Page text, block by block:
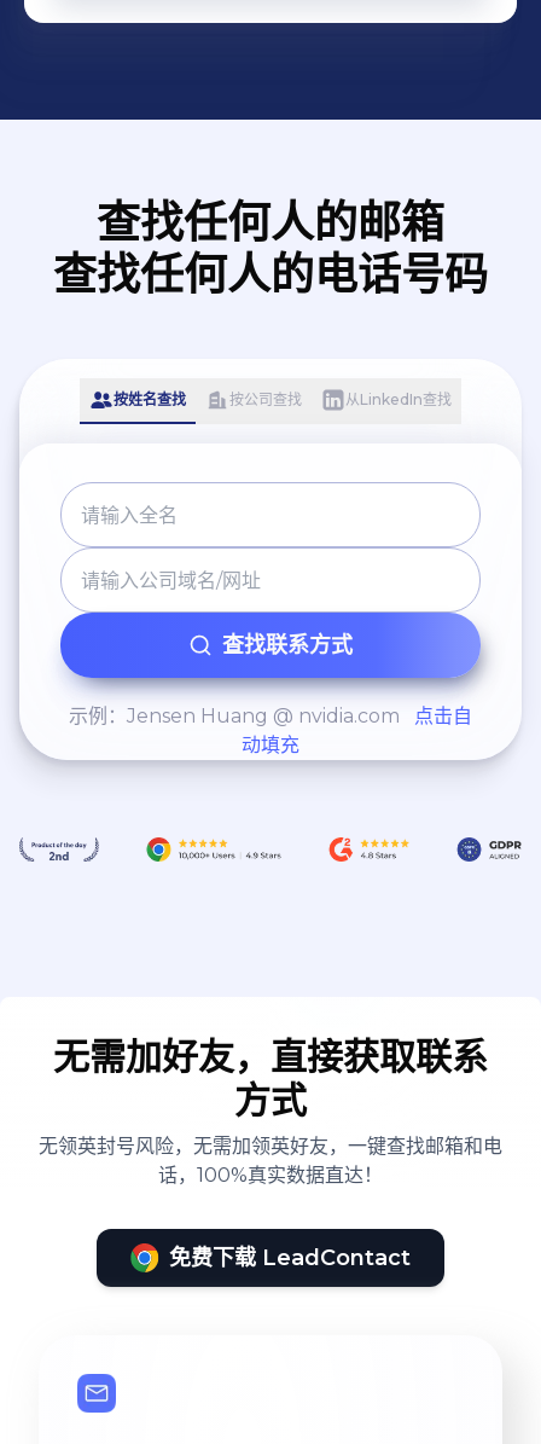
查找任何人的邮箱
查找任何人的电话号码
按姓名查找 按公司查找 从LinkedIn查找
查找联系方式
示例：Jensen Huang @ nvidia.com
点击自
动填充
无需加好友，直接获取联系
方式
无领英封号风险，无需加领英好友，一键查找邮箱和电
话，100%真实数据直达！
免费下载 LeadContact